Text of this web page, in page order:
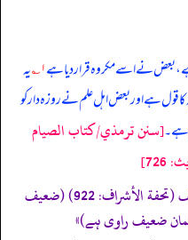
بعض نے اسے مکروہ قرار دیا ہے۱؎ یہ
قول ہے اور بعض اہل علم نے روزہ دار کو
ہے۔[سنن ترمذي/كتاب الصيام
«تفرد بہ المؤلف (تحفة الأشراف: 922) (ضعیف
ضعیف راوی ہے)»